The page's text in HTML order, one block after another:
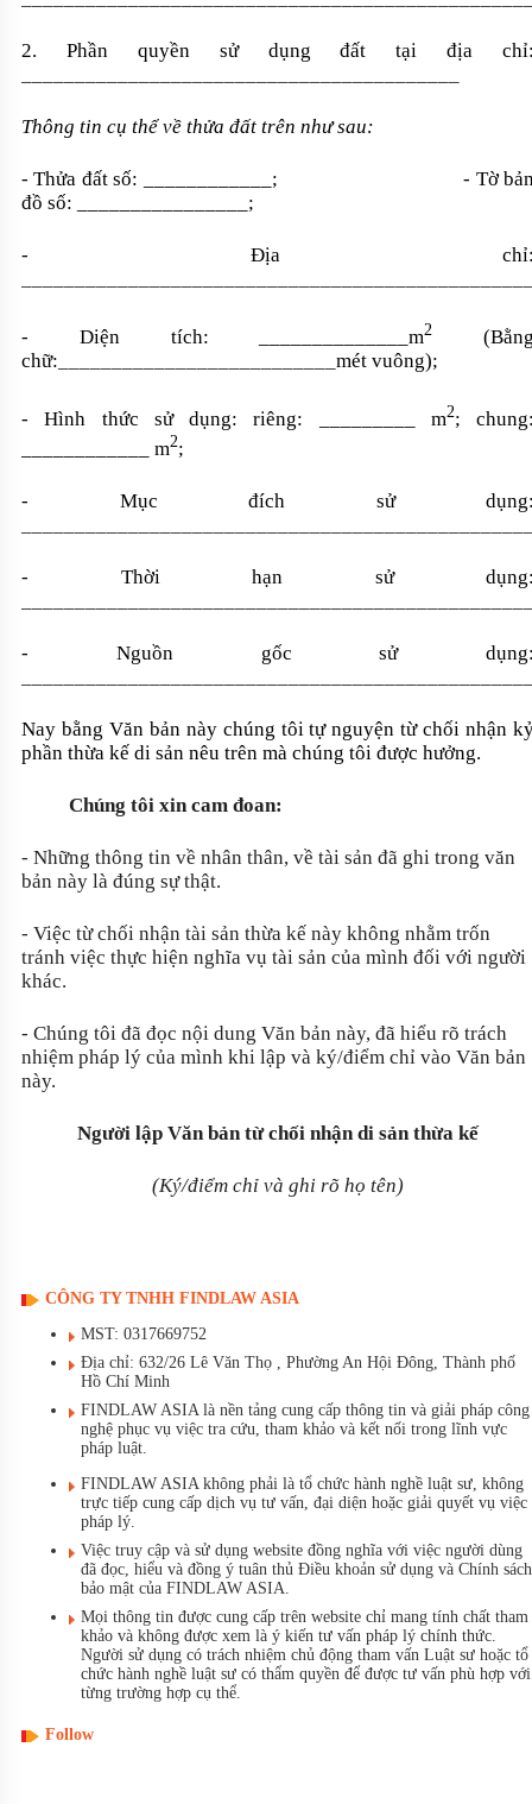
2. Phần quyền sử dụng đất tại địa
Thông tin cụ thể về thửa đất trên như sau:
- Thửa đất số: ____________; - Tờ
đồ số: ________________;
- Địa
- Diện tích: ______________m2
chữ:
mét vuông);
- Hình thức sử dụng: riêng: _________ m2;
____________ m2;
- Mục đích sử
- Thời hạn sử
- Nguồn gốc sử
Nay bằng Văn bản này chúng tôi tự nguyện từ chối nhận
phần thừa kế di sản nêu trên mà chúng tôi được hưởng.
Chúng tôi xin cam đoan:
- Những thông tin về nhân thân, về tài sản đã ghi trong văn
bản này là đúng sự thật.
- Việc từ chối nhận tài sản thừa kế này không nhằm trốn
tránh việc thực hiện nghĩa vụ tài sản của mình đối với người
khác.
- Chúng tôi đã đọc nội dung Văn bản này, đã hiểu rõ trách
nhiệm pháp lý của mình khi lập và ký/điểm chỉ vào Văn bản
này.
Người lập Văn bản từ chối nhận di sản thừa kế
(Ký/điểm chỉ và ghi rõ họ tên)
CÔNG TY TNHH FINDLAW ASIA
MST: 0317669752
Địa chỉ: 632/26 Lê Văn Thọ , Phường An Hội Đông, Thành phố
Hồ Chí Minh
FINDLAW ASIA là nền tảng cung cấp thông tin và giải pháp công
nghệ phục vụ việc tra cứu, tham khảo và kết nối trong lĩnh vực
pháp luật.
FINDLAW ASIA không phải là tổ chức hành nghề luật sư, không
trực tiếp cung cấp dịch vụ tư vấn, đại diện hoặc giải quyết vụ việc
pháp lý.
Việc truy cập và sử dụng website đồng nghĩa với việc người dùng
đã đọc, hiểu và đồng ý tuân thủ Điều khoản sử dụng và Chính sách
bảo mật của FINDLAW ASIA.
Mọi thông tin được cung cấp trên website chỉ mang tính chất tham
khảo và không được xem là ý kiến tư vấn pháp lý chính thức.
Người sử dụng có trách nhiệm chủ động tham vấn Luật sư hoặc tổ
chức hành nghề luật sư có thẩm quyền để được tư vấn phù hợp với
từng trường hợp cụ thể.
Follow